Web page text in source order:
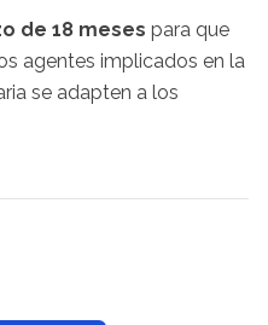
de 18 meses para que
agentes implicados en la
se adapten a los